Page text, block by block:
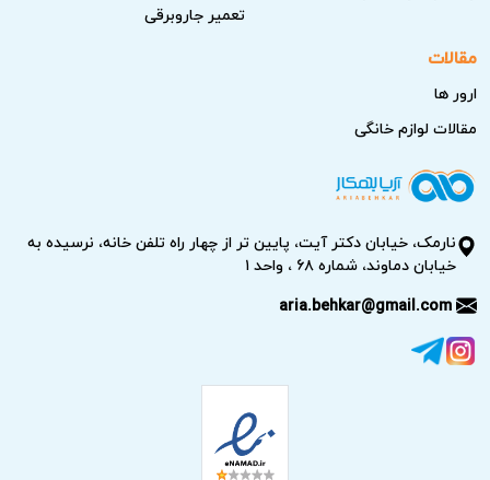
بررسی‌های ساده می‌تواند به رفع مشکل شما کمک کند و
بررسی برق و اتصالات:
درستی به پریز وصل شده و فیوز برق قطع نشده است.
بررسی شرایط نصب و فضای اطراف:
دیوار و تهویه مناسب اطراف دستگاه تاثیر زیادی در عملکرد
بررسی قطعات ظاهری و مصرفی:
بررسی نشانه‌های غیرعادی:
لرزش، برفک یا ارورهای نمایش داده شده.
تعمیر جاروبرقی
مقالات
ارور ها
مقالات لوازم خانگی
نارمک، خیابان دکتر آیت، پایین تر از چهار راه تلفن خانه، نرسیده به
خیابان دماوند، شماره ۶۸ ، واحد ۱
aria.behkar@gmail.com